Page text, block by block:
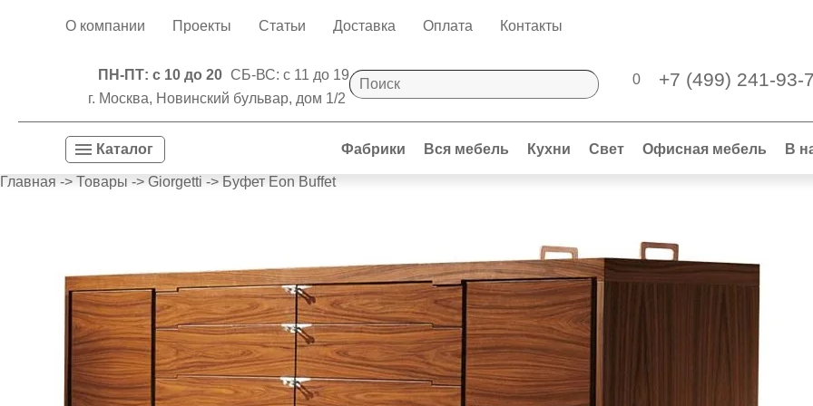
О компании Проекты Статьи Доставка Оплата Контакты
ПН-ПТ: с 10 до 20 СБ-ВС: с 11 до 19
г. Москва, Новинский бульвар, дом 1/2
0 +7 (499) 241-93-
Фабрики Вся мебель Кухни Свет Офисная мебель В
Каталог
Главная -> Товары -> Giorgetti -> Буфет Eon Buffet